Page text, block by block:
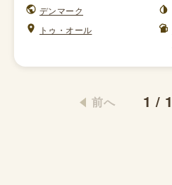
デンマーク
トゥ・オール
前へ 1 / 1